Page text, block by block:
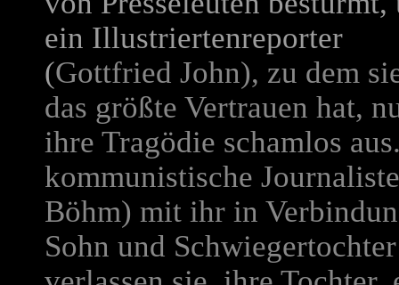
ein Illustriertenreporter
(Gottfried John), zu dem
das größte Vertrauen hat,
ihre Tragödie schamlos
kommunistische
Böhm) mit ihr in
Sohn und